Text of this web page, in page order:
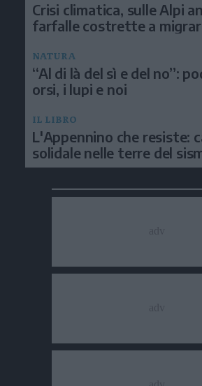
Crisi climatica, sulle Alpi
farfalle costrette a
NATURA
“Al di là del sì e del no”:
orsi, i lupi e noi
IL LIBRO
L'Appennino che resiste:
solidale nelle terre del